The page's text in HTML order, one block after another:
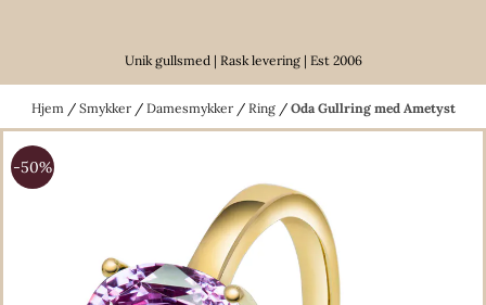
Unik gullsmed | Rask levering | Est 2006
Hjem / Smykker / Damesmykker / Ring / Oda Gullring med Ametyst
-50%